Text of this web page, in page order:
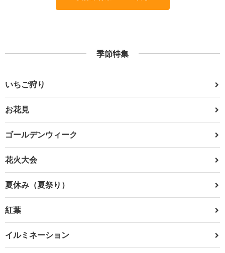
季節特集
いちご狩り
お花見
ゴールデンウィーク
花火大会
夏休み（夏祭り）
紅葉
イルミネーション